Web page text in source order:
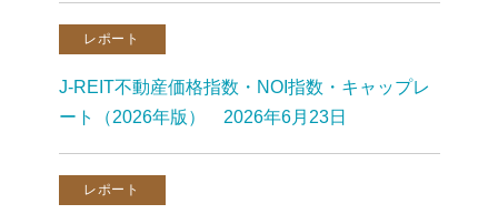
レポート
J-REIT不動産価格指数・NOI指数・キャップレ
ート（2026年版） 2026年6月23日
レポート